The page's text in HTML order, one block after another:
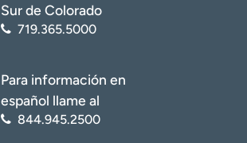
Sur de Colorado
719.365.5000
Para información en
español llame al
844.945.2500